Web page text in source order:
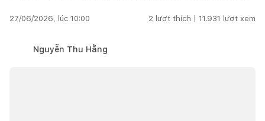
27/06/2026, lúc 10:00 2 lượt thích | 11.931 lượt xem
Nguyễn Thu Hằng